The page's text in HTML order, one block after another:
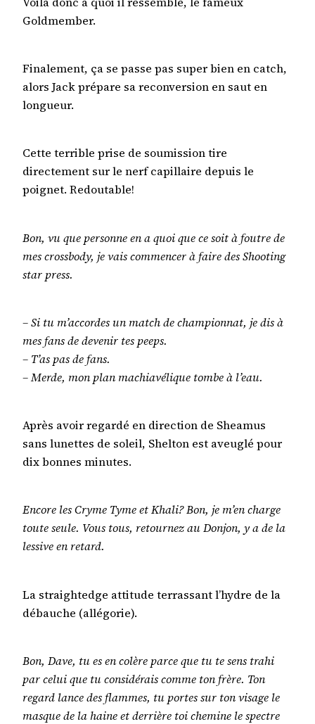
Goldmember.
Finalement, ça se passe pas super bien en catch,
alors Jack prépare sa reconversion en saut en
longueur.
Cette terrible prise de soumission tire
directement sur le nerf capillaire depuis le
poignet. Redoutable!
Bon, vu que personne en a quoi que ce soit à foutre de
mes crossbody, je vais commencer à faire des Shooting
star press.
– Si tu m’accordes un match de championnat, je dis à
mes fans de devenir tes peeps.
– T’as pas de fans.
– Merde, mon plan machiavélique tombe à l’eau.
Après avoir regardé en direction de Sheamus
sans lunettes de soleil, Shelton est aveuglé pour
dix bonnes minutes.
Encore les Cryme Tyme et Khali? Bon, je m’en charge
toute seule. Vous tous, retournez au Donjon, y a de la
lessive en retard.
La straightedge attitude terrassant l’hydre de la
débauche (allégorie).
Bon, Dave, tu es en colère parce que tu te sens trahi
par celui que tu considérais comme ton frère. Ton
regard lance des flammes, tu portes sur ton visage le
masque de la haine et derrière toi chemine le spectre